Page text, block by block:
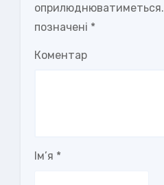
оприлюднюватиметься.
позначені *
Коментар
Ім’я *